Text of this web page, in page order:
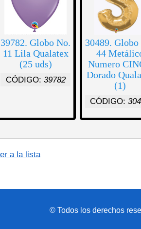
39782. Globo No.
11 Lila Qualatex
(25 uds)
CÓDIGO: 39782
30489. Globo
44
Numero
Dorado
(1)
CÓDIGO:
a la lista
© Todos los derechos